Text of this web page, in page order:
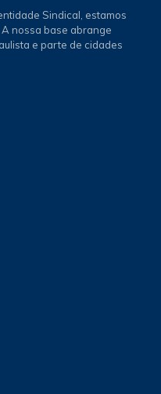
Sindical, estamos
nossa base abrange
e parte de cidades